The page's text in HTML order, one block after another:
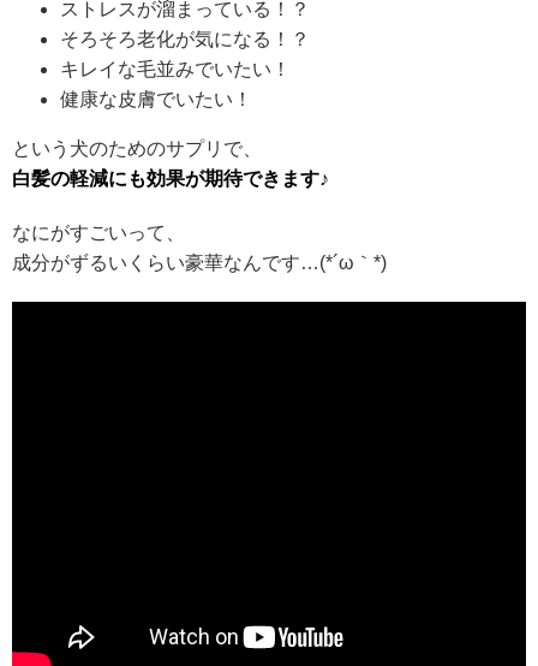
ストレスが溜まっている！？
そろそろ老化が気になる！？
キレイな毛並みでいたい！
健康な皮膚でいたい！
という犬のためのサプリで、
白髪の軽減にも効果が期待できます♪
なにがすごいって、
成分がずるいくらい豪華なんです…(*´ω｀*)